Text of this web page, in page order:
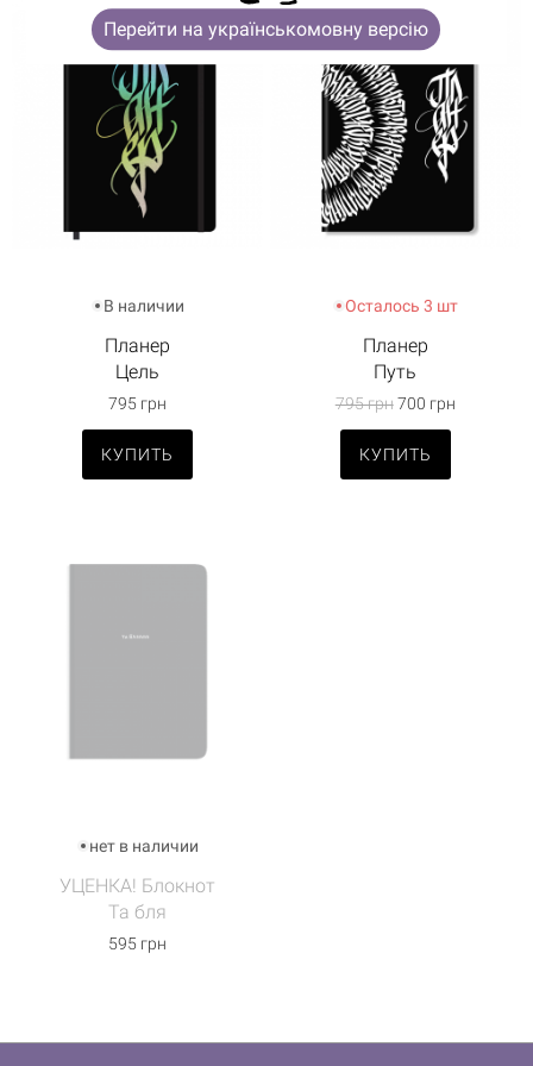
В наличии
Планер
Цель
795 грн
КУПИТЬ
-12%
Осталось 3 шт
Планер
Путь
795 грн700 грн
КУПИТЬ
нет в наличии
УЦЕНКА! Блокнот
Та бля
595 грн
Перейти на українськомовну версію